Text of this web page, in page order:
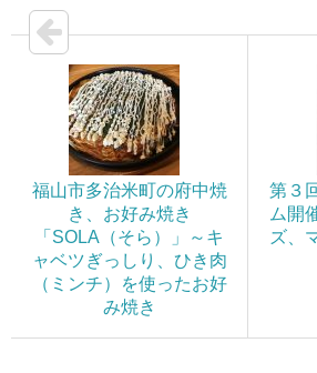
福山市多治米町の府中焼
き、お好み焼き
「SOLA（そら）」～キ
ャベツぎっしり、ひき肉
（ミンチ）を使ったお好
み焼き
第３
ム開
ズ、